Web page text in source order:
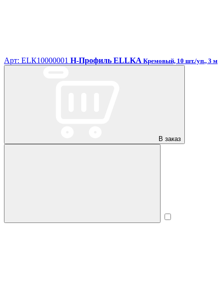
Арт: ЕLК10000001 H-Профиль ELLKA Кремовый, 10 шт./уп., 3 м
В заказ